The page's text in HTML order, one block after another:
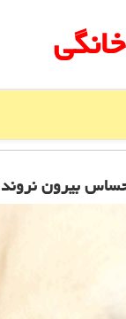
بیرون نروند